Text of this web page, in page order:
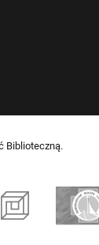
Biblioteczną.